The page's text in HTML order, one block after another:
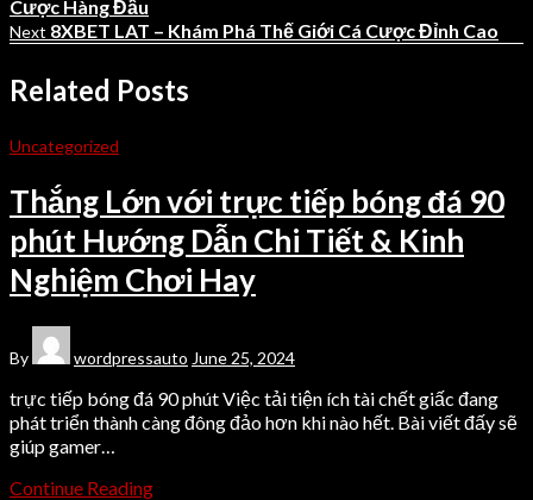
Cược Hàng Đầu
Next 8XBET LAT – Khám Phá Thế Giới Cá Cược Đỉnh Cao
Related Posts
Uncategorized
Thắng Lớn với trực tiếp bóng đá 90
phút Hướng Dẫn Chi Tiết & Kinh
Nghiệm Chơi Hay
By wordpressauto June 25, 2024
trực tiếp bóng đá 90 phút Việc tải tiện ích tài chết giấc đang
phát triển thành càng đông đảo hơn khi nào hết. Bài viết đấy sẽ
giúp gamer…
Continue Reading